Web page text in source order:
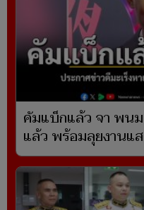
คัมแบ็กแล้ว จา พนม
แล้ว พร้อมลุยงานแ